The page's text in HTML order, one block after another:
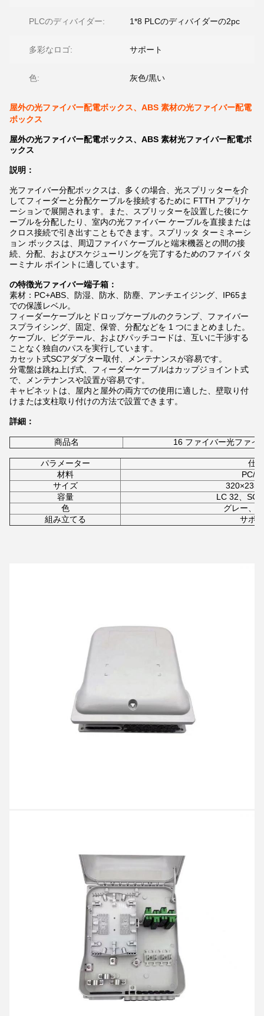
PLCのディバイダー: 1*8 PLCのディバイダーの2pc
多彩なロゴ: サポート
色: 灰色/黒い
屋外の光ファイバー配電ボックス、ABS 素材の光ファイバー配電
ボックス
屋外の光ファイバー配電ボックス、ABS 素材光ファイバー配電ボ
ックス
説明：
光ファイバー分配ボックスは、多くの場合、光スプリッターを介
してフィーダーと分配ケーブルを接続するために FTTH アプリケ
ーションで展開されます。また、スプリッターを設置した後にケ
ーブルを分配したり、室内の光ファイバー ケーブルを直接または
クロス接続で引き出すこともできます。スプリッタ ターミネーシ
ョン ボックスは、周辺ファイバ ケーブルと端末機器との間の接
続、分配、およびスケジューリングを完了するためのファイバ タ
ーミナル ポイントに適しています。
の特徴光ファイバー端子箱：
素材：PC+ABS、防湿、防水、防塵、アンチエイジング、IP65ま
での保護レベル。
フィーダーケーブルとドロップケーブルのクランプ、ファイバー
スプライシング、固定、保管、分配などを 1 つにまとめました。
ケーブル、ピグテール、およびパッチコードは、互いに干渉する
ことなく独自のパスを実行しています。
カセット式SCアダプター取付、メンテナンスが容易です。
分電盤は跳ね上げ式、フィーダーケーブルはカップジョイント式
で、メンテナンスや設置が容易です。
キャビネットは、屋内と屋外の両方での使用に適した、壁取り付
けまたは支柱取り付けの方法で設置できます。
詳細：
商品名 16 フ​​ァイバー光ファイ
パラメーター
仕様
材料
PC/
サイズ
容量
LC 32、SC
色
グレー、
組み立てる
サポ